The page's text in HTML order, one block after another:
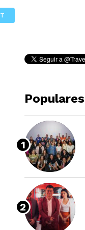
Populares